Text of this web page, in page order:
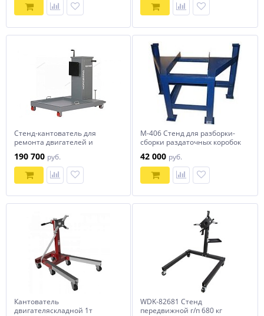
Стенд-кантователь для
ремонта двигателей и
1600 кг N30160R
190 700 руб.
М-406 Стенд для разборки-
сборки раздаточных коробок
42 000 руб.
Кантователь
двигателяскладной 1т
WDK-82681 Стенд
передвижной г/п 680 кг